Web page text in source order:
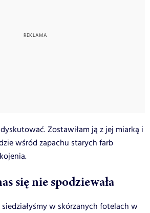
Zostawiłam ją z jej miarką i
wśród zapachu starych farb
się nie spodziewała
w skórzanych fotelach w